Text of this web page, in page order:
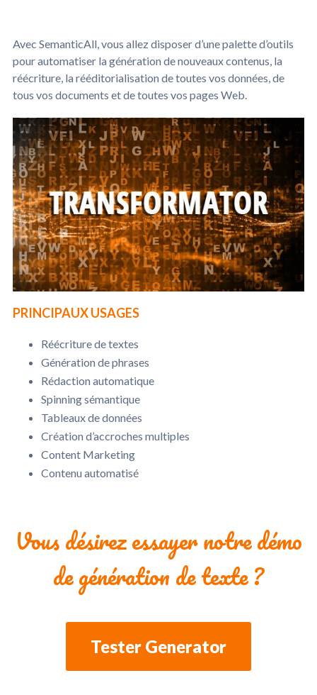
Avec SemanticAll, vous allez disposer d’une palette d’outils
pour automatiser la génération de nouveaux contenus, la
réécriture, la rééditorialisation de toutes vos données, de
tous vos documents et de toutes vos pages Web.
PRINCIPAUX USAGES
Réécriture de textes
Génération de phrases
Rédaction automatique
Spinning sémantique
Tableaux de données
Création d’accroches multiples
Content Marketing
Contenu automatisé
Vous désirez essayer notre démo
de génération de texte ?
Tester Generator